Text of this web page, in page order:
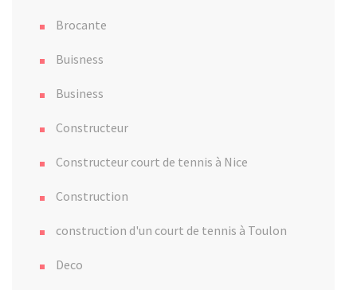
Brocante
Buisness
Business
Constructeur
Constructeur court de tennis à Nice
Construction
construction d'un court de tennis à Toulon
Deco